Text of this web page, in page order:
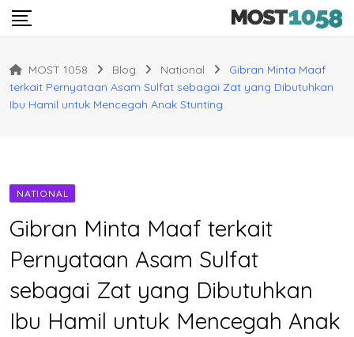
Skip
MOST 1058 Blog National
Gibran Minta Maaf
terkait Pernyataan Asam Sulfat sebagai Zat yang Dibutuhkan
Ibu Hamil untuk Mencegah Anak Stunting
NATIONAL
Gibran Minta Maaf terkait
Pernyataan Asam Sulfat
sebagai Zat yang Dibutuhkan
Ibu Hamil untuk Mencegah Anak